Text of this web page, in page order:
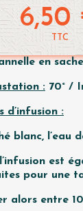
6,50
TTC
en
: 70° /
d’infusion :
blanc, l’eau
est
pour une
alors entre